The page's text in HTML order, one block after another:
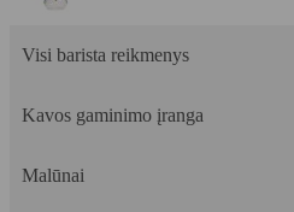
Visi barista reikmenys
Kavos gaminimo įranga
Malūnai